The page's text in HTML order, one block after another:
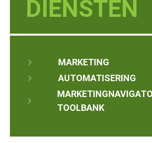
DIENSTEN
MARKETING
AUTOMATISERING
TOOLBANK